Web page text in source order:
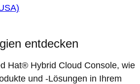
entdecken
Hat® Hybrid Cloud Console, wie
und -Lösungen in Ihrem